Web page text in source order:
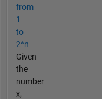
from
1
to
2^n
Given
the
number
x,